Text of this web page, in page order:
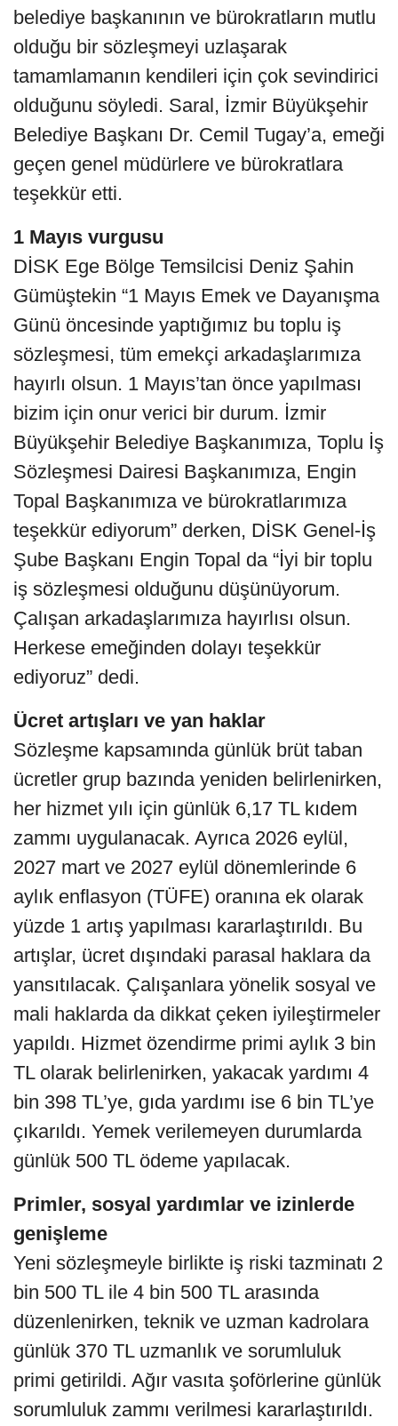
belediye başkanının ve bürokratların mutlu
olduğu bir sözleşmeyi uzlaşarak
tamamlamanın kendileri için çok sevindirici
olduğunu söyledi. Saral, İzmir Büyükşehir
Belediye Başkanı Dr. Cemil Tugay’a, emeği
geçen genel müdürlere ve bürokratlara
teşekkür etti.
1 Mayıs vurgusu
DİSK Ege Bölge Temsilcisi Deniz Şahin
Gümüştekin “1 Mayıs Emek ve Dayanışma
Günü öncesinde yaptığımız bu toplu iş
sözleşmesi, tüm emekçi arkadaşlarımıza
hayırlı olsun. 1 Mayıs’tan önce yapılması
bizim için onur verici bir durum. İzmir
Büyükşehir Belediye Başkanımıza, Toplu İş
Sözleşmesi Dairesi Başkanımıza, Engin
Topal Başkanımıza ve bürokratlarımıza
teşekkür ediyorum” derken, DİSK Genel-İş
Şube Başkanı Engin Topal da “İyi bir toplu
iş sözleşmesi olduğunu düşünüyorum.
Çalışan arkadaşlarımıza hayırlısı olsun.
Herkese emeğinden dolayı teşekkür
ediyoruz” dedi.
Ücret artışları ve yan haklar
Sözleşme kapsamında günlük brüt taban
ücretler grup bazında yeniden belirlenirken,
her hizmet yılı için günlük 6,17 TL kıdem
zammı uygulanacak. Ayrıca 2026 eylül,
2027 mart ve 2027 eylül dönemlerinde 6
aylık enflasyon (TÜFE) oranına ek olarak
yüzde 1 artış yapılması kararlaştırıldı. Bu
artışlar, ücret dışındaki parasal haklara da
yansıtılacak. Çalışanlara yönelik sosyal ve
mali haklarda da dikkat çeken iyileştirmeler
yapıldı. Hizmet özendirme primi aylık 3 bin
TL olarak belirlenirken, yakacak yardımı 4
bin 398 TL’ye, gıda yardımı ise 6 bin TL’ye
çıkarıldı. Yemek verilemeyen durumlarda
günlük 500 TL ödeme yapılacak.
Primler, sosyal yardımlar ve izinlerde
genişleme
Yeni sözleşmeyle birlikte iş riski tazminatı 2
bin 500 TL ile 4 bin 500 TL arasında
düzenlenirken, teknik ve uzman kadrolara
günlük 370 TL uzmanlık ve sorumluluk
primi getirildi. Ağır vasıta şoförlerine günlük
sorumluluk zammı verilmesi kararlaştırıldı.